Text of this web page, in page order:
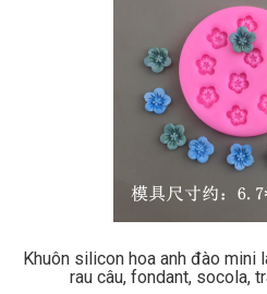
Khuôn silicon hoa anh đào mini
rau câu, fondant, socola,